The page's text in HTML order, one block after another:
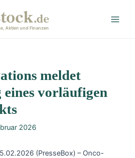
Aktien und Finanzen
meldet
vorläufigen
2026
(PresseBox) – Onco-